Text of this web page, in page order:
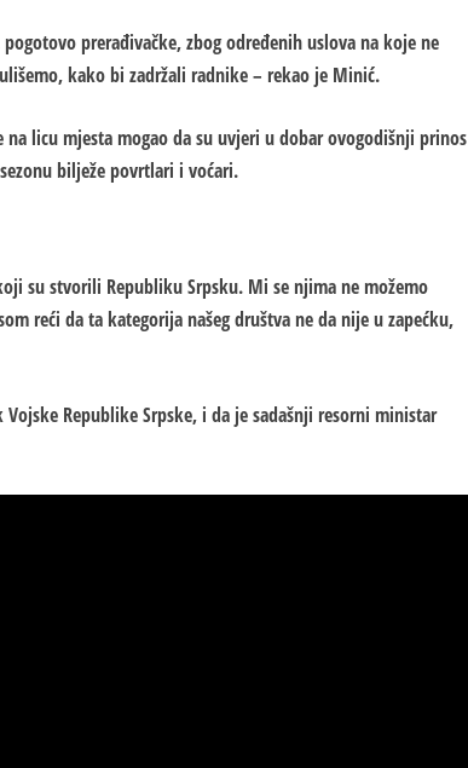
prerađivačke, zbog određenih uslova na koje ne
kako bi zadržali radnike – rekao je Minić.
licu mjesta mogao da su uvjeri u dobar ovogodišnji prinos
bilježe povrtlari i voćari.
su stvorili Republiku Srpsku. Mi se njima ne možemo
reći da ta kategorija našeg društva ne da nije u zapećku,
Republike Srpske, i da je sadašnji resorni ministar